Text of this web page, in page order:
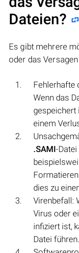
Dateien?
Es gibt mehrere
oder das
Fehlerhafte
Wenn das
gespeichert
einem
.SAMI-
dies zu
Virenbefall:
Virus oder
infiziert ist,
Datei führen.